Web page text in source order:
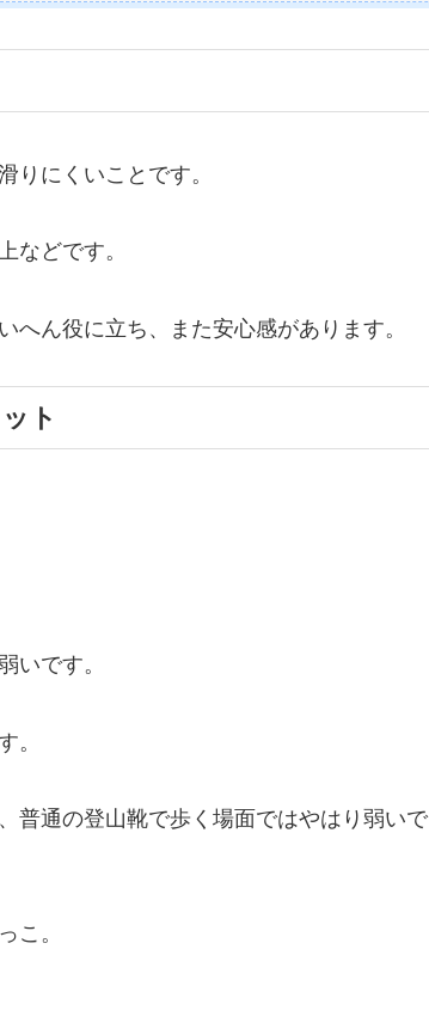
りにくいことです。
などです。
ん役に立ち、また安心感があります。
ト
いです。
。
普通の登山靴で歩く場面ではやはり弱いで
こ。